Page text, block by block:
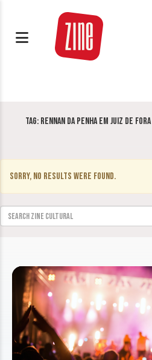
Tag: Rennan da Penha em Juiz de Fora
Sorry, no results were found.
Search for: